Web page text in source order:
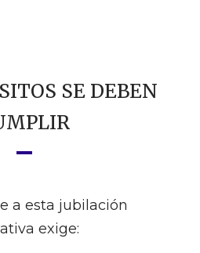
SE DEBEN
a esta jubilación
exige: